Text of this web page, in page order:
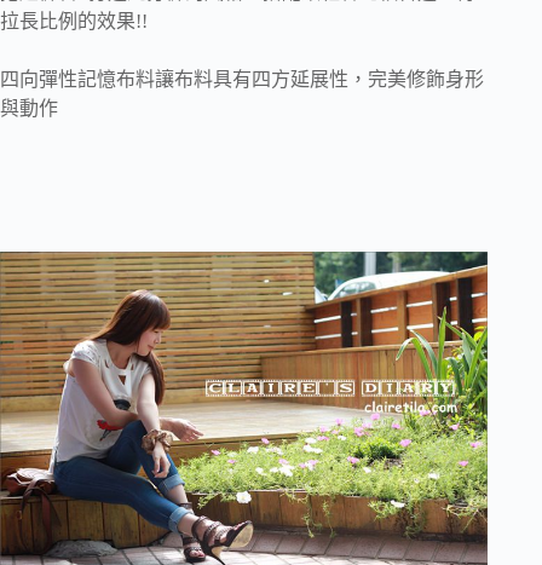
拉長比例的效果!!
四向彈性記憶布料讓布料具有四方延展性，完美修飾身形
與動作